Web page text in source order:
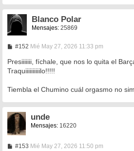
Blanco Polar
Mensajes: 25869
#152M
n
a
e
Mié May 27, 2026 11:33 pm
Presiiiiiii, fíchale, que nos lo quita el
Traquiiiiiiiiiilo!!!!!
Tiembla el Chumino cuál orgasmo no
unde
Mensajes:16220
#153MMié May 27, 2026 11:50 pm